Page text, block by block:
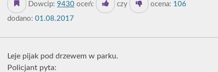
Dowcip: 9430 oceń: czy ocena: 106
dodano: 01.08.2017
Leje pijak pod drzewem w parku.
Policjant pyta: